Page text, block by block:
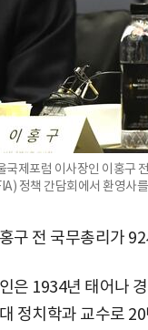
국제포럼 이사장인 이홍구
정책 간담회에서 환영사
구 전 국무총리가
은 1934년 태어나
정치학과 교수로